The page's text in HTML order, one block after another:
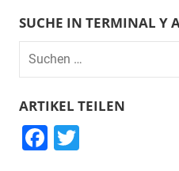
SUCHE IN TERMINAL Y
Suchen
nach:
ARTIKEL TEILEN
F